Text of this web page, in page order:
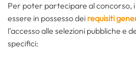
Per poter partecipare al concorso,
essere in possesso dei requisiti
l’accesso alle selezioni pubbliche e
specifici: